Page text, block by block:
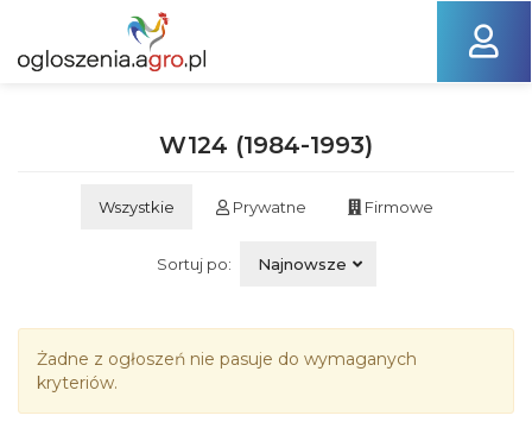
W124 (1984-1993)
Wszystkie Prywatne Firmowe
Sortuj po: Najnowsze
Żadne z ogłoszeń nie pasuje do wymaganych
kryteriów.